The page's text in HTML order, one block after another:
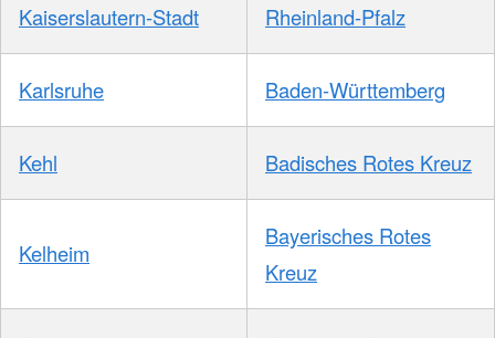
Kaiserslautern-Stadt Rheinland-Pfalz
Karlsruhe Baden-Württemberg
Kehl Badisches Rotes Kreuz
Kelheim
Bayerisches Rotes
Kreuz